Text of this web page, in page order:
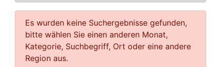
Es wurden keine Suchergebnisse gefunden,
bitte wählen Sie einen anderen Monat,
Kategorie, Suchbegriff, Ort oder eine andere
Region aus.